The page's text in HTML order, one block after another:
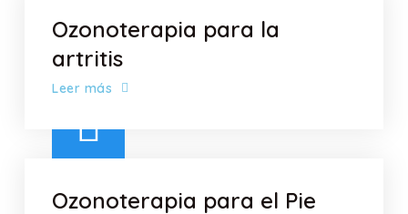
Ozonoterapia para la
artritis
Leer más
Ozonoterapia para el Pie